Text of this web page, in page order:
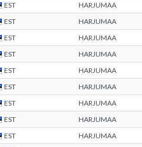
EST HARJUMAA
EST HARJUMAA
EST
HARJUMAA
EST HARJUMAA
EST HARJUMAA
EST HARJUMAA
EST HARJUMAA
EST HARJUMAA
EST HARJUMAA